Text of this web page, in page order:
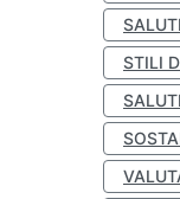
STILI